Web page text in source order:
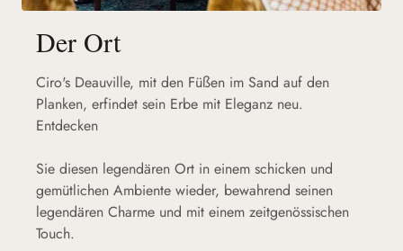
Der Ort
Ciro's Deauville, mit den Füßen im Sand auf den
Planken, erfindet sein Erbe mit Eleganz neu.
Entdecken
Sie diesen legendären Ort in einem schicken und
gemütlichen Ambiente wieder, bewahrend seinen
legendären Charme und mit einem zeitgenössischen
Touch.